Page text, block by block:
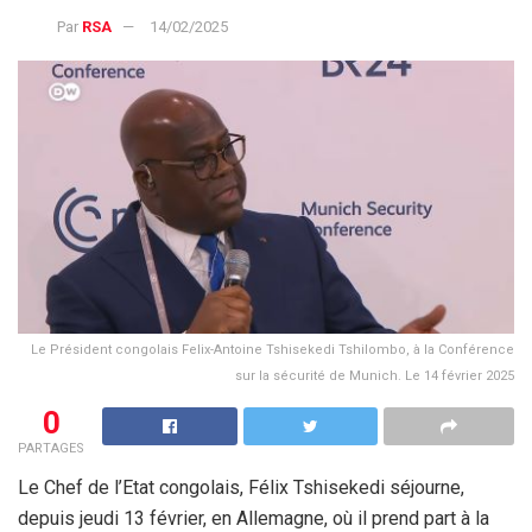
Par RSA 14/02/2025
Le Président congolais Felix-Antoine Tshisekedi Tshilombo, à la Conférence
sur la sécurité de Munich. Le 14 février 2025
0
PARTAGES
Le Chef de l’Etat congolais, Félix Tshisekedi séjourne,
depuis jeudi 13 février, en Allemagne, où il prend part à la